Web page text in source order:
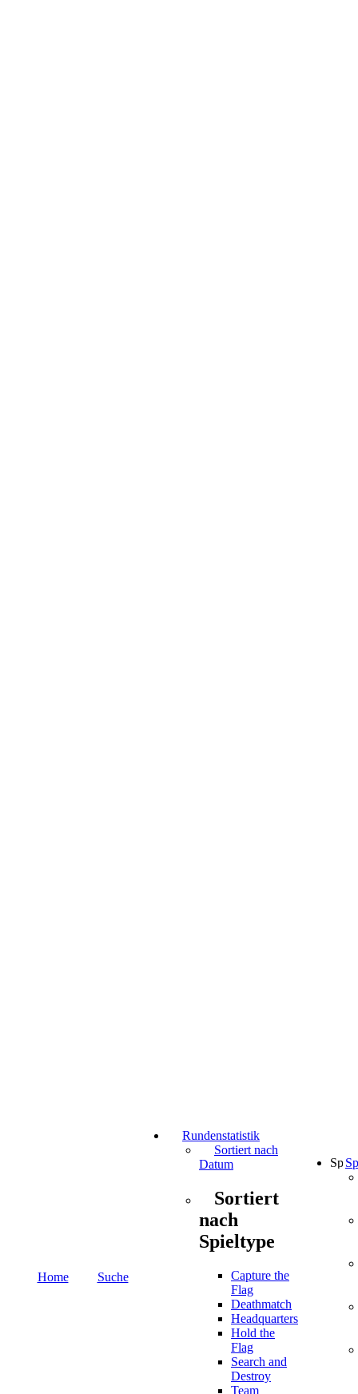
Home Suche
Rundenstatistik
Sortiert nach
Datum
Sortiert
nach
Spieltype
Capture the
Flag
Deathmatch
Headquarters
Hold the
Flag
Search and
Destroy
Team